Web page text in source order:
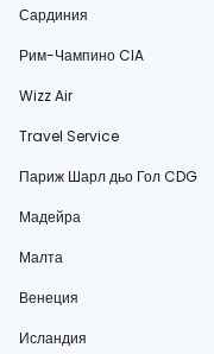
Сардиния
Рим-Чампино CIA
Wizz Air
Travel Service
Париж Шарл дьо Гол CDG
Мадейра
Малта
Венеция
Исландия